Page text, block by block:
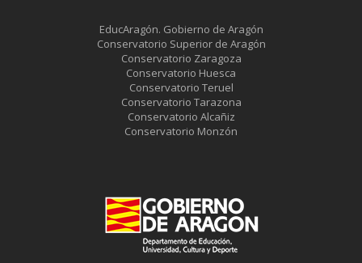
EducAragón. Gobierno de Aragón
Conservatorio Superior de Aragón
Conservatorio Zaragoza
Conservatorio Huesca
Conservatorio Teruel
Conservatorio Tarazona
Conservatorio Alcañiz
Conservatorio Monzón